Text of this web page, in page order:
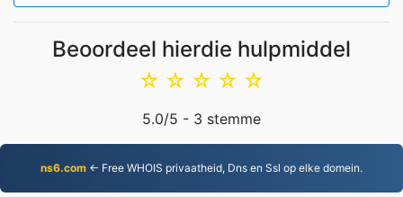
Beoordeel hierdie hulpmiddel
☆
☆
☆
☆
☆
5.0/5 - 3 stemme
ns6.com ← Free WHOIS privaatheid, Dns en Ssl op elke domein.